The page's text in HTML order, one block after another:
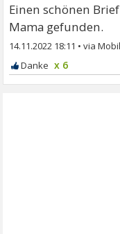
Einen schönen
Mama gefunden.
14.11.2022 18:11 •
x 6